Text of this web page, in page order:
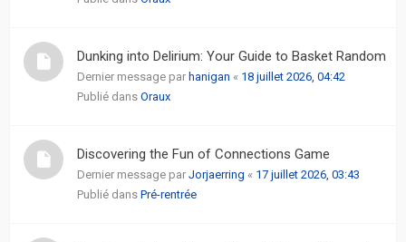
Dunking into Delirium: Your Guide to Basket Random
Dernier message par hanigan « 18 juillet 2026, 04:42
Publié dans Oraux
Discovering the Fun of Connections Game
Dernier message par Jorjaerring « 17 juillet 2026, 03:43
Publié dans Pré-rentrée